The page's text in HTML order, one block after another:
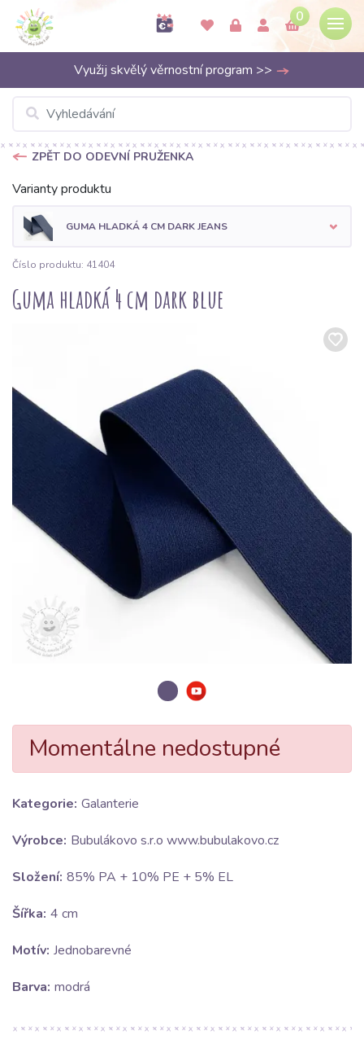
0
Využij skvělý věrnostní program >>
ZPĚT DO ODEVNÍ PRUŽENKA
Varianty produktu
GUMA HLADKÁ 4 CM DARK JEANS
Číslo produktu: 41404
Guma hladká 4 cm dark blue
Momentálne nedostupné
Kategorie: Galanterie
Výrobce: Bubulákovo s.r.o www.bubulakovo.cz
Složení: 85% PA + 10% PE + 5% EL
Šířka: 4 cm
Motív: Jednobarevné
Barva: modrá